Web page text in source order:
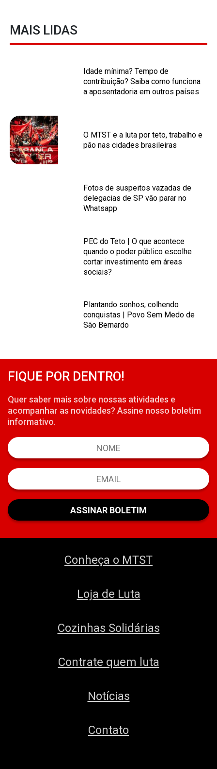
MAIS LIDAS
Idade mínima? Tempo de
contribuição? Saiba como funciona
a aposentadoria em outros países
O MTST e a luta por teto, trabalho e
pão nas cidades brasileiras
Fotos de suspeitos vazadas de
delegacias de SP vão parar no
Whatsapp
PEC do Teto | O que acontece
quando o poder público escolhe
cortar investimento em áreas
sociais?
Plantando sonhos, colhendo
conquistas | Povo Sem Medo de
São Bernardo
FIQUE POR DENTRO!
Quer saber mais sobre nossas atividades e
acompanhar as novidades? Assine nosso boletim
informativo.
Conheça o MTST
Loja de Luta
Cozinhas Solidárias
Contrate quem luta
Notícias
Contato